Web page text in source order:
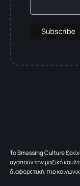
To Smassing Culture
αγαπούν την μαζική
διαφορετική, πιο